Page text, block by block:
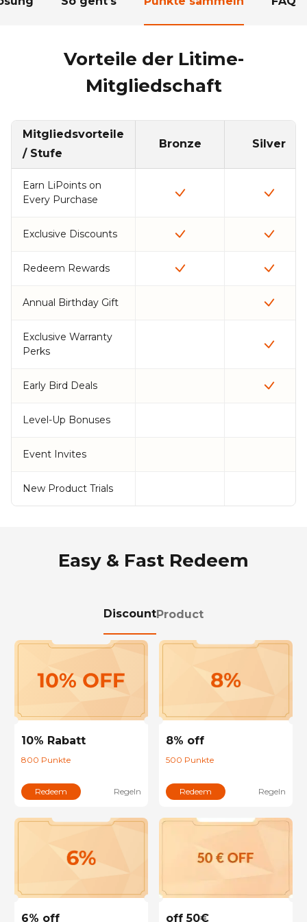
Vorteile der Litime-
Mitgliedschaft
Mitgliedsvorteile
/ Stufe
Bronze Silver
Earn LiPoints on
Every Purchase
Exclusive Discounts
Redeem Rewards
Annual Birthday Gift
Exclusive Warranty
Perks
Early Bird Deals
Level-Up Bonuses
Event Invites
New Product Trials
Easy & Fast Redeem
DiscountProduct
10% Rabatt
800 Punkte
Redeem Regeln
8% off
500 Punkte
Redeem Regeln
6% off off 50€